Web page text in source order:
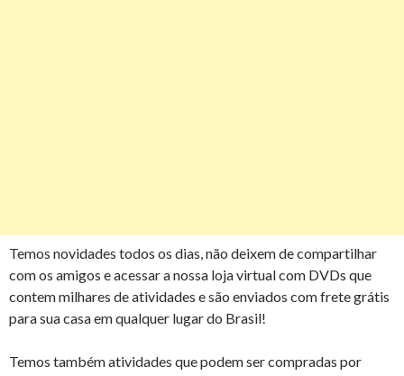
Temos novidades todos os dias, não deixem de compartilhar
com os amigos e acessar a nossa loja virtual com DVDs que
contem milhares de atividades e são enviados com frete grátis
para sua casa em qualquer lugar do Brasil!
Temos também atividades que podem ser compradas por